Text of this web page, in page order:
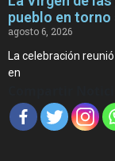
pueblo en torno
agosto 6, 2026
La celebración
en